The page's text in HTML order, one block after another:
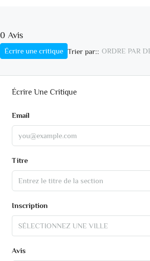
0 Avis
Trier par:: ORDRE PAR
Écrire une critique
Écrire Une Critique
Email
Titre
Inscription
SÉLECTIONNEZ UNE VILLE
Avis